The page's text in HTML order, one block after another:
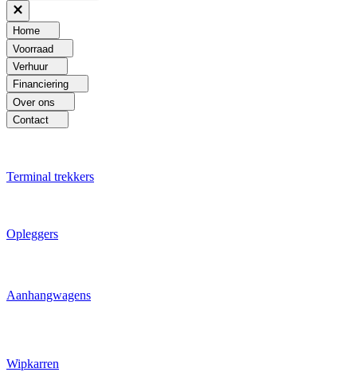
Home
Voorraad
Verhuur
Financiering
Over ons
Contact
Terminal trekkers
Opleggers
Aanhangwagens
Wipkarren